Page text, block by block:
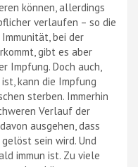
können, allerdings
verlaufen – so die
bei der
gibt es aber
Impfung. Doch auch,
kann die Impfung
sterben. Immerhin
Verlauf der
ausgehen, dass
sein wird. Und
immun ist. Zu viele